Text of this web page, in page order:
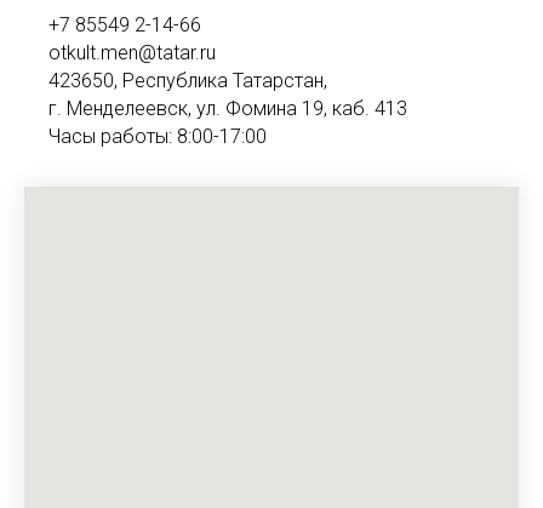
+7 85549 2-14-66
otkult.men@tatar.ru
423650, Республика Татарстан,
г. Менделеевск, ул. Фомина 19, каб. 413
Часы работы: 8:00-17:00